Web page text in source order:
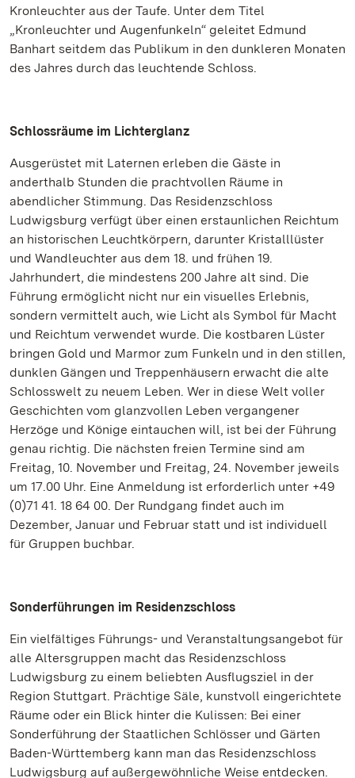
Kronleuchter aus der Taufe. Unter dem Titel
„Kronleuchter und Augenfunkeln“ geleitet Edmund
Banhart seitdem das Publikum in den dunkleren Monaten
des Jahres durch das leuchtende Schloss.
Schlossräume im Lichterglanz
Ausgerüstet mit Laternen erleben die Gäste in
anderthalb Stunden die prachtvollen Räume in
abendlicher Stimmung. Das Residenzschloss
Ludwigsburg verfügt über einen erstaunlichen Reichtum
an historischen Leuchtkörpern, darunter Kristalllüster
und Wandleuchter aus dem 18. und frühen 19.
Jahrhundert, die mindestens 200 Jahre alt sind. Die
Führung ermöglicht nicht nur ein visuelles Erlebnis,
sondern vermittelt auch, wie Licht als Symbol für Macht
und Reichtum verwendet wurde. Die kostbaren Lüster
bringen Gold und Marmor zum Funkeln und in den stillen,
dunklen Gängen und Treppenhäusern erwacht die alte
Schlosswelt zu neuem Leben. Wer in diese Welt voller
Geschichten vom glanzvollen Leben vergangener
Herzöge und Könige eintauchen will, ist bei der Führung
genau richtig. Die nächsten freien Termine sind am
Freitag, 10. November und Freitag, 24. November jeweils
um 17.00 Uhr. Eine Anmeldung ist erforderlich unter +49
(0)71 41. 18 64 00. Der Rundgang findet auch im
Dezember, Januar und Februar statt und ist individuell
für Gruppen buchbar.
Sonderführungen im Residenzschloss
Ein vielfältiges Führungs- und Veranstaltungsangebot für
alle Altersgruppen macht das Residenzschloss
Ludwigsburg zu einem beliebten Ausflugsziel in der
Region Stuttgart. Prächtige Säle, kunstvoll eingerichtete
Räume oder ein Blick hinter die Kulissen: Bei einer
Sonderführung der Staatlichen Schlösser und Gärten
Baden-Württemberg kann man das Residenzschloss
Ludwigsburg auf außergewöhnliche Weise entdecken.